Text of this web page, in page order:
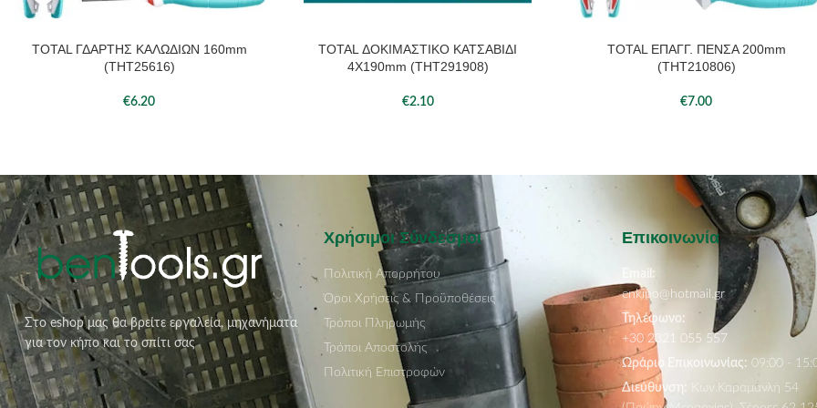
ΠΡΟΣΘΉΚΗ ΣΤΟ ΚΑΛΆΘΙ
TOTAL ΓΔΑΡΤΗΣ ΚΑΛΩΔΙΩΝ 160mm
(THT25616)
€6.20
ΠΡΟΣΘΉΚΗ ΣΤΟ ΚΑΛΆΘΙ
TOTAL ΔΟΚΙΜΑΣΤΙΚΟ ΚΑΤΣΑΒΙΔΙ
4X190mm (THT291908)
€2.10
ΠΡΟΣΘΉΚΗ ΣΤΟ ΚΑΛΆΘΙ
TOTAL ΕΠΑΓΓ. ΠΕΝΣΑ 200mm
(THT210806)
€7.00
Στο eshop μας θα βρείτε εργαλεία, μηχανήματα
για τον κήπο και το σπίτι σας
Χρήσιμοι Σύνδεσμοι
Πολιτική Απορρήτου
Όροι Χρήσεις & Προϋποθέσεις
Τρόποι Πληρωμής
Τρόποι Αποστολής
Πολιτική Επιστροφών
Επικοινωνία
Email:
enkipo@hotmail.gr
Τηλέφωνο:
+30 2321 055 557
Ωράριο Επικοινωνίας: 09:00 -
Διεύθυνση:
Κων.Καραμανλή 54